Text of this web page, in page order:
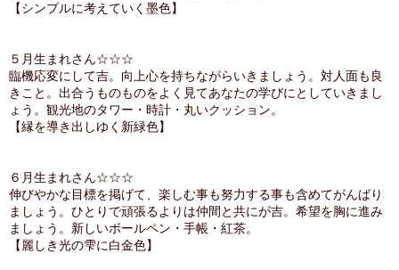
【シンプルに考えていく墨色】
５月生まれさん☆☆☆
臨機応変にして吉。向上心を持ちながらいきましょう。対人面も良
きこと。出合うものものをよく見てあなたの学びにとしていきまし
ょう。観光地のタワー・時計・丸いクッション。
【縁を導き出しゆく新緑色】
６月生まれさん☆☆☆
伸びやかな目標を掲げて、楽しむ事も努力する事も含めてがんばり
ましょう。ひとりで頑張るよりは仲間と共にが吉。希望を胸に進み
ましょう。新しいボールペン・手帳・紅茶。
【麗しき光の雫に白金色】